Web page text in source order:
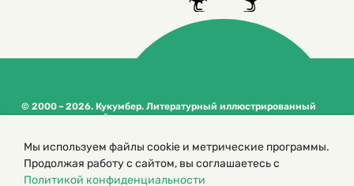
© 2000 – 2026. Кукумбер. Литературный иллюстрированный
журнал для детей
сайта
Политика конфиденциальности
Мы используем файлы cookie и метрические программы.
Продолжая работу с сайтом, вы соглашаетесь с
Политикой конфиденциальности